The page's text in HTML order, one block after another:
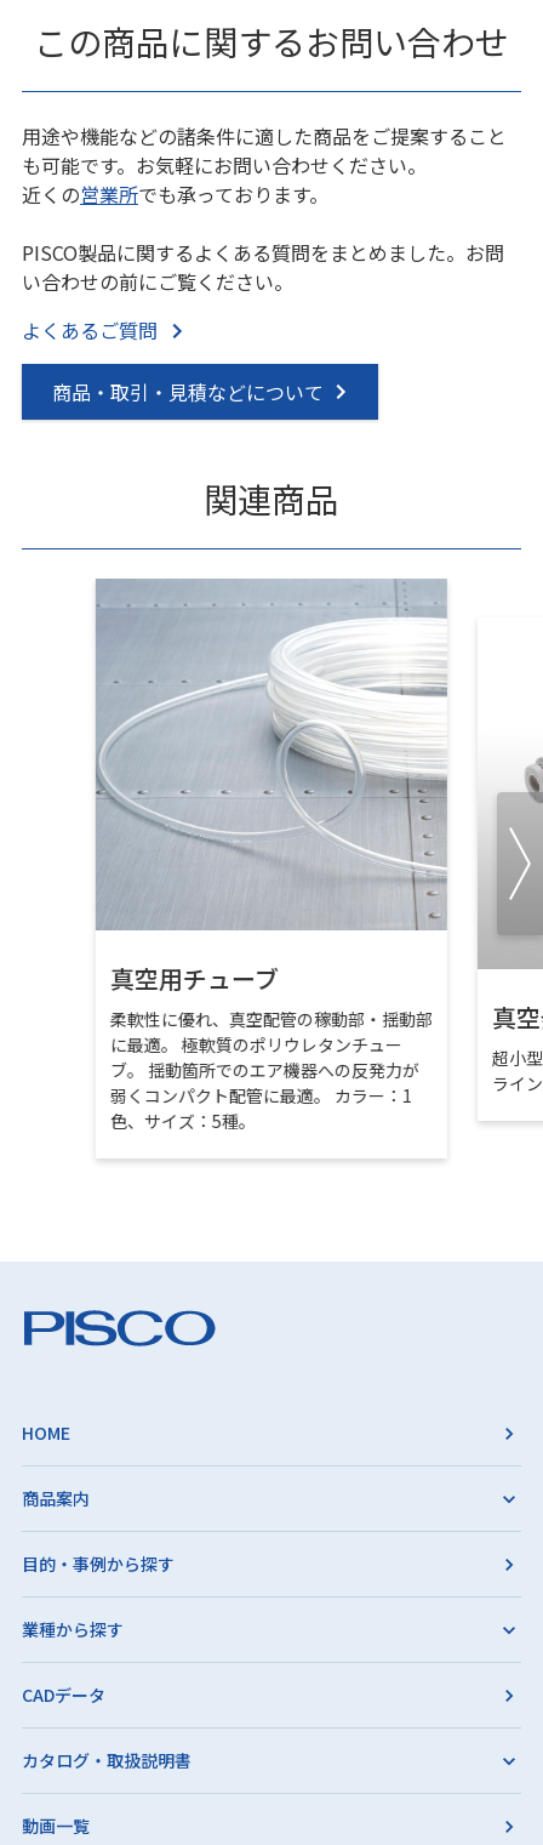
この商品に関するお問い合わせ
用途や機能などの諸条件に適した商品をご提案すること
も可能です。お気軽にお問い合わせください。
近くの営業所でも承っております。
PISCO製品に関するよくある質問をまとめました。お問
い合わせの前にご覧ください。
よくあるご質問
商品・取引・見積などについて
関連商品
真空用チューブ
柔軟性に優れ、真空配管の稼動部・揺動部
に最適。 極軟質のポリウレタンチュー
ブ。 揺動箇所でのエア機器への反発力が
弱くコンパクト配管に最適。 カラー：1
色、サイズ：5種。
真
超小
ライ
HOME
商品案内
目的・事例から探す
業種から探す
CADデータ
カタログ・取扱説明書
動画一覧